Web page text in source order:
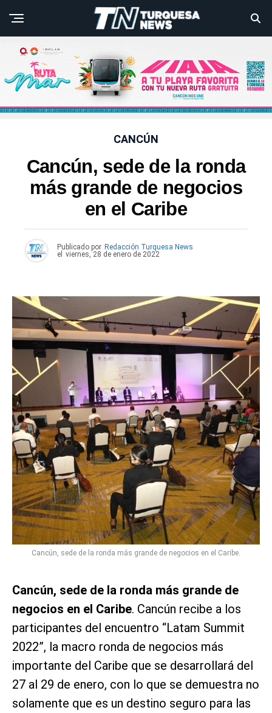
CANCÚN
Cancún, sede de la ronda
más grande de negocios
en el Caribe
Publicado por Redacción Turquesa News
el viernes, 28 de enero de 2022
Cancún, sede de la ronda más grande de negocios en el Caribe.
Cancún, sede de la ronda más grande de
negocios en el Caribe. Cancún recibe a los
participantes del encuentro “Latam Summit
2022”, la macro ronda de negocios más
importante del Caribe que se desarrollará del
27 al 29 de enero, con lo que se demuestra no
solamente que es un destino seguro para las